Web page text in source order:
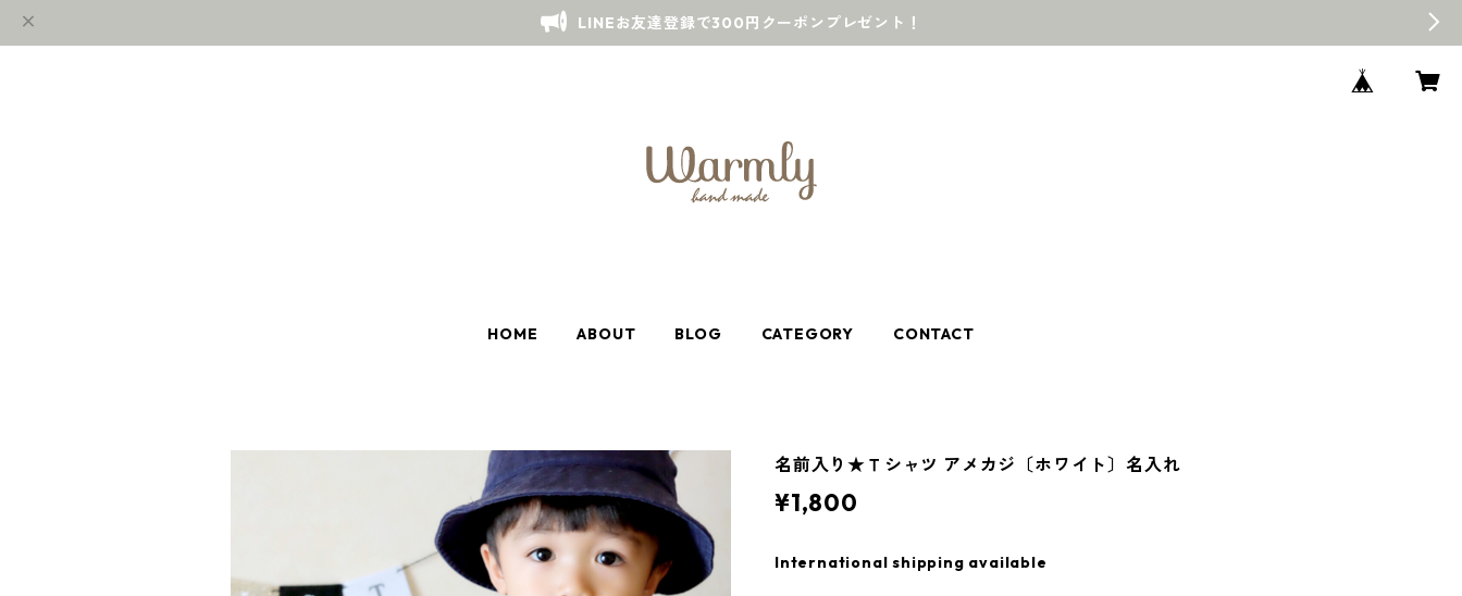
LINEお友達登録で300円クーポンプレゼント！
HOME ABOUT BLOG CATEGORY CONTACT
名前入り★Ｔシャツ アメカジ〔ホワイト〕名入れ
¥1,800
International shipping available